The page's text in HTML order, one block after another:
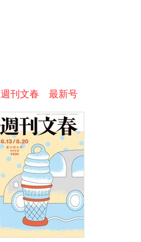
週刊文春 最新号